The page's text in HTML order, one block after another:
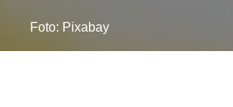
Foto: Pixabay